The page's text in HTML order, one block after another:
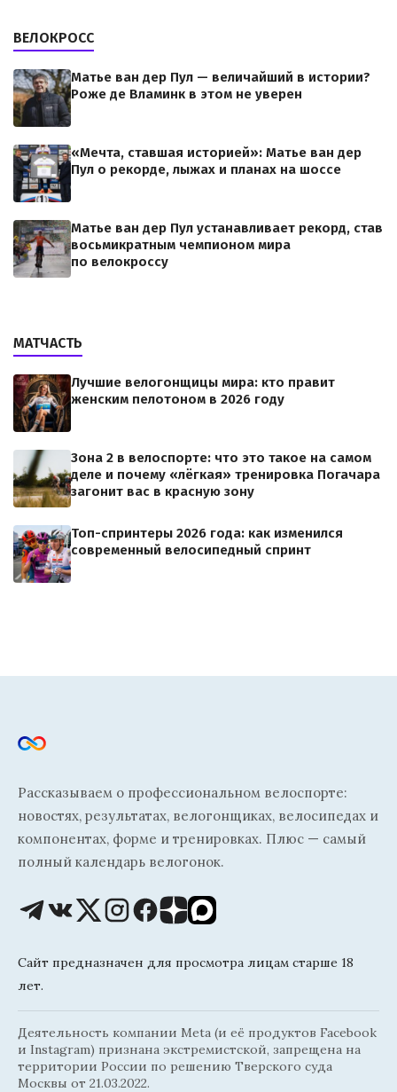
ВЕЛОКРОСС
Матье ван дер Пул — величайший в истории?
Роже де Вламинк в этом не уверен
«Мечта, ставшая историей»: Матье ван дер
Пул о рекорде, лыжах и планах на шоссе
Матье ван дер Пул устанавливает рекорд, став
восьмикратным чемпионом мира
по велокроссу
МАТЧАСТЬ
Лучшие велогонщицы мира: кто правит
женским пелотоном в 2026 году
Зона 2 в велоспорте: что это такое на самом
деле и почему «лёгкая» тренировка Погачара
загонит вас в красную зону
Топ-спринтеры 2026 года: как изменился
современный велосипедный спринт
Рассказываем о профессиональном велоспорте:
новостях, результатах, велогонщиках, велосипедах и
компонентах, форме и тренировках. Плюс — самый
полный календарь велогонок.
Сайт предназначен для просмотра лицам старше 18
лет.
Деятельность компании Meta (и её продуктов Facebook
и Instagram) признана экстремистской, запрещена на
территории России по решению Тверского суда
Москвы от 21.03.2022.